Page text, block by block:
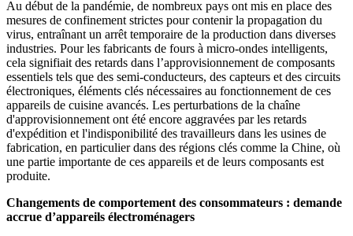
Au début de la pandémie, de nombreux pays ont mis en place des
mesures de confinement strictes pour contenir la propagation du
virus, entraînant un arrêt temporaire de la production dans diverses
industries. Pour les fabricants de fours à micro-ondes intelligents,
cela signifiait des retards dans l’approvisionnement de composants
essentiels tels que des semi-conducteurs, des capteurs et des circuits
électroniques, éléments clés nécessaires au fonctionnement de ces
appareils de cuisine avancés. Les perturbations de la chaîne
d'approvisionnement ont été encore aggravées par les retards
d'expédition et l'indisponibilité des travailleurs dans les usines de
fabrication, en particulier dans des régions clés comme la Chine, où
une partie importante de ces appareils et de leurs composants est
produite.
Changements de comportement des consommateurs : demande
accrue d’appareils électroménagers